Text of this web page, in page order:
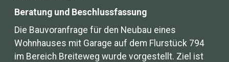
Beratung und Beschlussfassung
Die Bauvoranfrage für den Neubau eines
Wohnhauses mit Garage auf dem Flurstück 794
im Bereich Breiteweg wurde vorgestellt. Ziel ist